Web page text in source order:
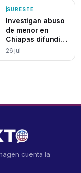
SURESTE
Investigan abuso
de menor en
Chiapas difundido
en redes
26 jul
cuenta la